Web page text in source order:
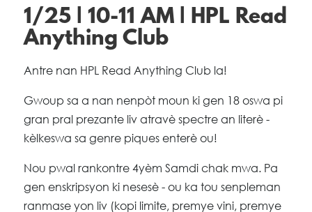
1/25 | 10-11 AM | HPL Read
Anything Club
Antre nan HPL Read Anything Club la!
Gwoup sa a nan nenpòt moun ki gen 18 oswa pi
gran pral prezante liv atravè spectre an literè -
kèlkeswa sa genre piques enterè ou!
Nou pwal rankontre 4yèm Samdi chak mwa. Pa
gen enskripsyon ki nesesè - ou ka tou senpleman
ranmase yon liv (kopi limite, premye vini, premye